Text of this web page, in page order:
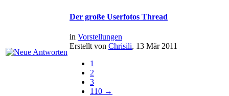
Der große Userfotos Thread
in Vorstellungen
Erstellt von Chrisili, 13 Mär 2011
1
2
3
110 →